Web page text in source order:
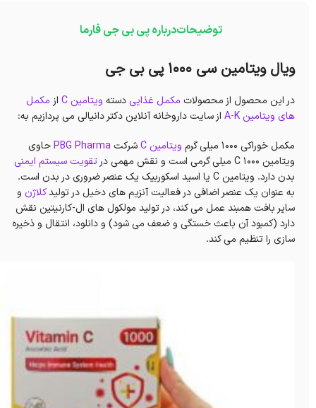
توضیحاتدرباره پی بی جی فارما
ویال ویتامین سی 1000 پی بی جی
در این محصول از محصولات مکمل غذایی دسته ویتامین C از مکمل
های ویتامین A-K
از سایت داروخانه آنلاین دکتر دانیالی می پردازیم به:
مکمل خوراکی 1000 میلی گرم
ویتامین C شرکتPBG Pharmaحاوی
ویتامین C 1000 میلی گرمی است و نقش مهمی در
تقویت سیستم ایمنی
بدن دارد. ویتامین C یا اسید اسکوربیک یک عنصر ضروری در بدن است.
به عنوان یک عنصر اضافی در فعالیت آنزیم های دخیل در تولیدکلاژن و
سایر بافت همبند عمل می کند، در تولید مولکول های ال-کارنیتین نقش
دارد (کمبود آن باعث خستگی و ضعف می شود) و دانلود، انتقال و ذخیره
سازی را تنظیم می کند.